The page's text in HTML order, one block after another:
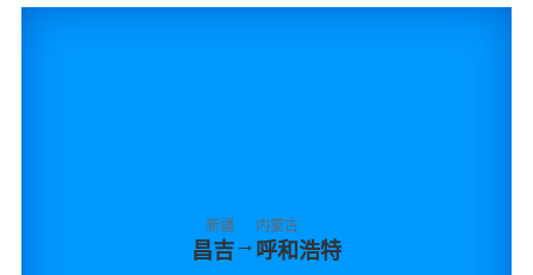
新疆
昌吉→
内蒙古
呼和浩特